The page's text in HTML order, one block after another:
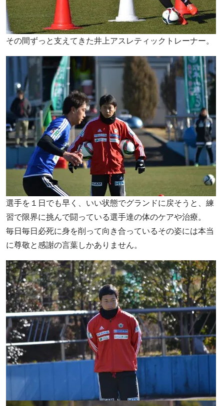
その間ずっと支えてきた井上アスレティックトレーナー。
選手を１日でも早く、いい状態でグランドに戻そうと、練
習で限界に挑んで闘っている選手達の体のケアや治療。
毎日毎日必死に身を削って向き合っているその姿には本当
に尊敬と感謝の言葉しかありません。